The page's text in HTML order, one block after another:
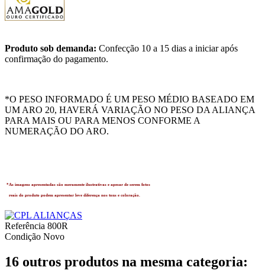
Produto sob demanda: Confecção 10 a 15 dias a iniciar após
confirmação do pagamento.
*O PESO INFORMADO É UM PESO MÉDIO BASEADO EM
UM ARO 20, HAVERÁ VARIAÇÃO NO PESO DA ALIANÇA
PARA MAIS OU PARA MENOS CONFORME A
NUMERAÇÃO DO ARO.
*As imagens apresentadas são meramente ilustrativas e apesar de serem fotos
reais do produto podem apresentar leve diferença nos tons e coloração.
Referência 800R
Condição Novo
16 outros produtos na mesma categoria: